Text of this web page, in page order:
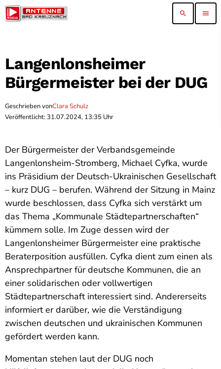
search menu
Langenlonsheimer
Bürgermeister bei der DUG
Geschrieben vonClara Schulz
Veröffentlicht: 31.07.2024, 13:35 Uhr
Der Bürgermeister der Verbandsgemeinde
Langenlonsheim-Stromberg, Michael Cyfka, wurde
ins Präsidium der Deutsch-Ukrainischen Gesellschaft
– kurz DUG – berufen. Während der Sitzung in Mainz
wurde beschlossen, dass Cyfka sich verstärkt um
das Thema „Kommunale Städtepartnerschaften“
kümmern solle. Im Zuge dessen wird der
Langenlonsheimer Bürgermeister eine praktische
Beraterposition ausfüllen. Cyfka dient zum einen als
Ansprechpartner für deutsche Kommunen, die an
einer solidarischen oder vollwertigen
Städtepartnerschaft interessiert sind. Andererseits
informiert er darüber, wie die Verständigung
zwischen deutschen und ukrainischen Kommunen
gefördert werden kann.
Momentan stehen laut der DUG noch